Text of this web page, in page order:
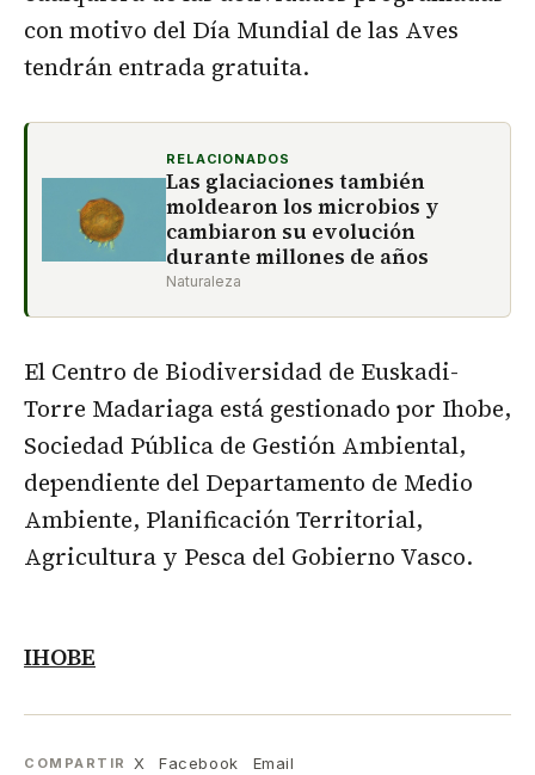
con motivo del Día Mundial de las Aves
tendrán entrada gratuita.
RELACIONADOS
Las glaciaciones también
moldearon los microbios y
cambiaron su evolución
durante millones de años
Naturaleza
El Centro de Biodiversidad de Euskadi-
Torre Madariaga está gestionado por Ihobe,
Sociedad Pública de Gestión Ambiental,
dependiente del Departamento de Medio
Ambiente, Planificación Territorial,
Agricultura y Pesca del Gobierno Vasco.
IHOBE
COMPARTIR X Facebook Email